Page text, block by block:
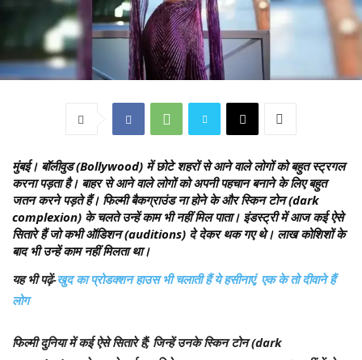
मुंबई। बॉलीवुड (Bollywood) में छोटे शहरों से आने वाले लोगों को बहुत स्ट्रगल
करना पड़ता है। बाहर से आने वाले लोगों को अपनी पहचान बनाने के लिए बहुत
जतन करने पड़ते हैं। फिल्मी बैकग्राउंड ना होने के और स्किन टोन (dark
complexion) के चलते उन्हें काम भी नहीं मिल पाता। इंडस्ट्री में आज कई ऐसे
सितारे हैं जो कभी ऑडिशन (auditions) दे देकर थक गए थे। लाख कोशिशों के
बाद भी उन्हें काम नहीं मिलता था।
यह भी पढ़ें-खुद का प्रोडक्शन हाउस भी चलाती हैं ये हसीनाएं, एक के तो दीवाने हैं
लोग
फिल्मी दुनिया में कई ऐसे सितारे हैं; जिन्हें उनके स्किन टोन (dark